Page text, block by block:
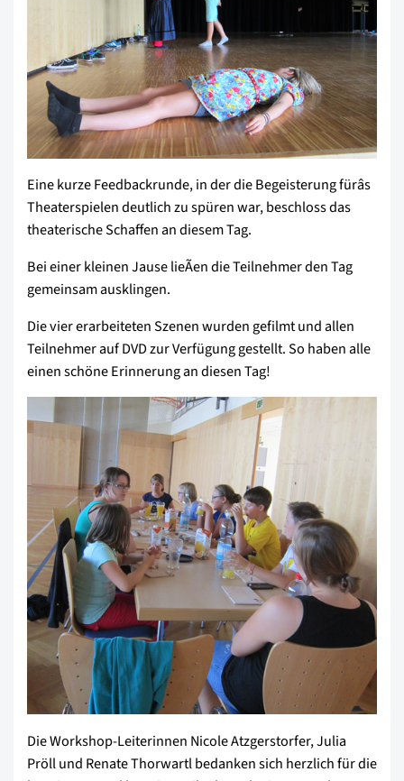
Eine kurze Feedbackrunde, in der die Begeisterung fürâs
Theaterspielen deutlich zu spüren war, beschloss das
theaterische Schaffen an diesem Tag.
Bei einer kleinen Jause lieÃen die Teilnehmer den Tag
gemeinsam ausklingen.
Die vier erarbeiteten Szenen wurden gefilmt und allen
Teilnehmer auf DVD zur Verfügung gestellt. So haben alle
einen schöne Erinnerung an diesen Tag!
Die Workshop-Leiterinnen Nicole Atzgerstorfer, Julia
Pröll und Renate Thorwartl bedanken sich herzlich für die